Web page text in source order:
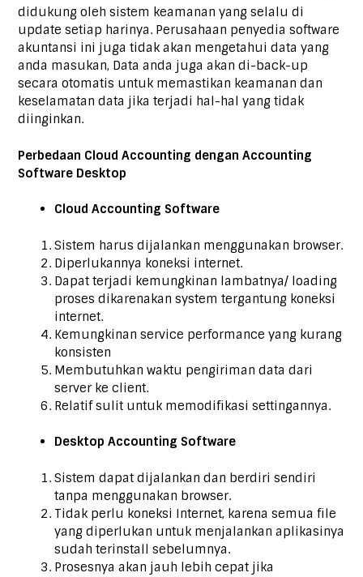
didukung oleh sistem keamanan yang selalu di
update setiap harinya. Perusahaan penyedia software
akuntansi ini juga tidak akan mengetahui data yang
anda masukan, Data anda juga akan di-back-up
secara otomatis untuk memastikan keamanan dan
keselamatan data jika terjadi hal-hal yang tidak
diinginkan.
Perbedaan Cloud Accounting dengan Accounting
Software Desktop
Cloud Accounting Software
Sistem harus dijalankan menggunakan browser.
Diperlukannya koneksi internet.
Dapat terjadi kemungkinan lambatnya/ loading
proses dikarenakan system tergantung koneksi
internet.
Kemungkinan service performance yang kurang
konsisten
Membutuhkan waktu pengiriman data dari
server ke client.
Relatif sulit untuk memodifikasi settingannya.
Desktop Accounting Software
Sistem dapat dijalankan dan berdiri sendiri
tanpa menggunakan browser.
Tidak perlu koneksi Internet, karena semua file
yang diperlukan untuk menjalankan aplikasinya
sudah terinstall sebelumnya.
Prosesnya akan jauh lebih cepat jika